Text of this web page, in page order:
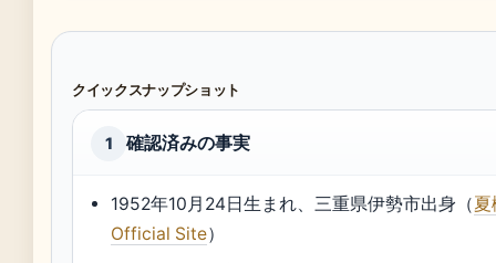
クイックスナップショット
1 確認済みの事実
1952年10月24日生まれ、三重県伊勢市出身（
Official Site）